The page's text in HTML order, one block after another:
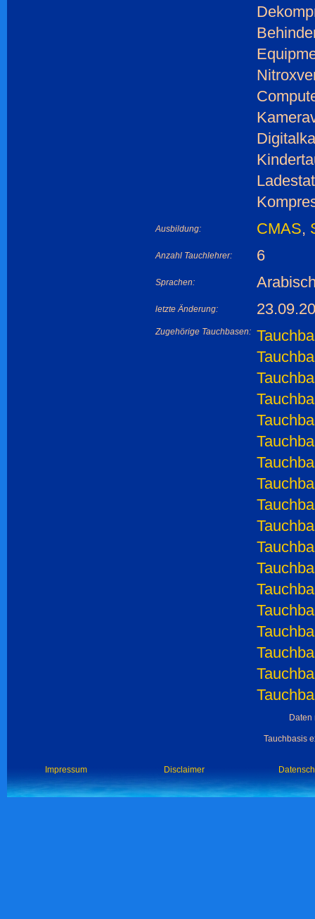
Ausbildung: CMAS,
Anzahl Tauchlehrer: 6
Sprachen:
letzte Änderung:
Zugehörige Tauchbasen:
Tauchbasis
Impressum Disclaimer